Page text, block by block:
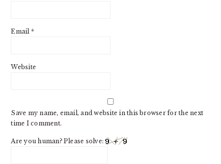
Email *
Website
Save my name, email, and website in this browser for the next
time I comment.
Are you human? Please solve: